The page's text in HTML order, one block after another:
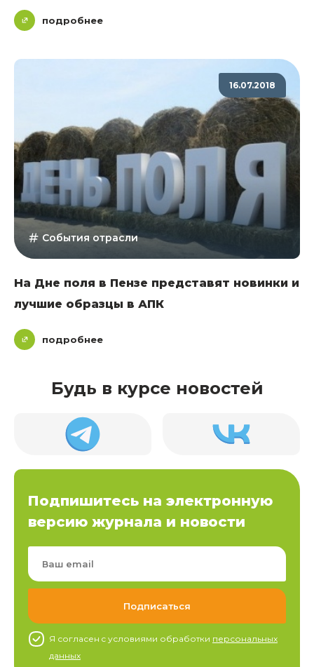
подробнее
16.07.2018
События отрасли
На Дне поля в Пензе представят новинки и
лучшие образцы в АПК
подробнее
Будь в курсе новостей
Подпишитесь на электронную
версию журнала и новости
Я согласен c условиями обработки персональных
данных